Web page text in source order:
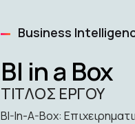
Business
BI in a Box
ΤΙΤΛΟΣ ΕΡΓΟΥ
BI-In-A-Box: